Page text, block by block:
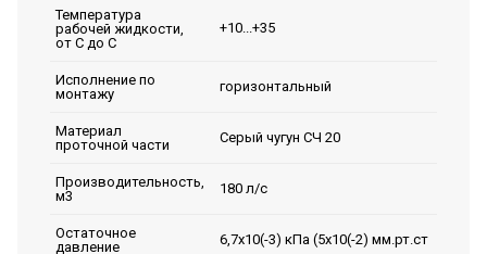
Температура
рабочей жидкости,
от С до С
+10...+35
Исполнение по
монтажу
горизонтальный
Материал
проточной части
Серый чугун СЧ 20
Производительность,
м3
180 л/с
Остаточное
давление
6,7х10(-3) кПа (5х10(-2) мм.рт.ст